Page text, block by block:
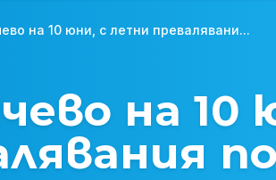
на 10 юни, с летни превалявани...
на 10